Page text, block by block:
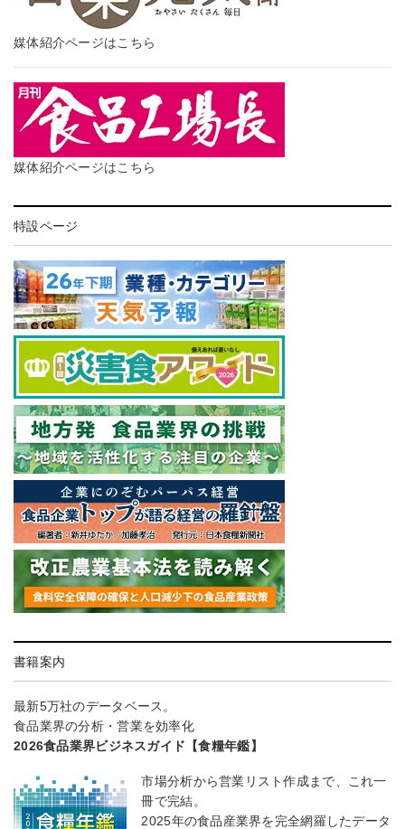
媒体紹介ページはこちら
媒体紹介ページはこちら
特設ページ
書籍案内
最新5万社のデータベース。
食品業界の分析・営業を効率化
2026食品業界ビジネスガイド【食糧年鑑】
市場分析から営業リスト作成まで、これ一
冊で完結。
2025年の食品産業界を完全網羅したデータ